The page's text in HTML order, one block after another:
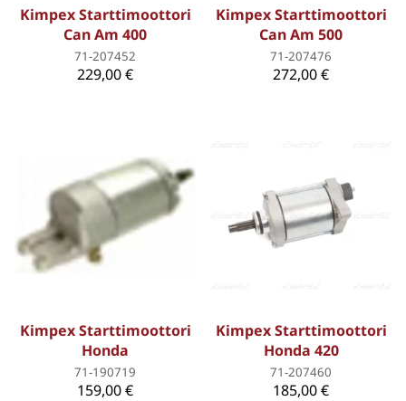
Kimpex Starttimoottori
Can Am 400
71-207452
229,00 €
Kimpex Starttimoottori
Can Am 500
71-207476
272,00 €
Kimpex Starttimoottori
Honda
71-190719
159,00 €
Kimpex Starttimoottori
Honda 420
71-207460
185,00 €